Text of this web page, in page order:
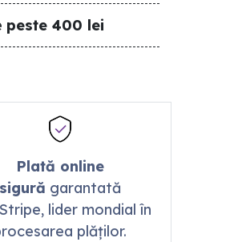
peste 400 lei
Plată online
sigură garantată
lider mondial în
plăților.